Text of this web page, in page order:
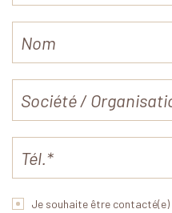
Je souhaite être